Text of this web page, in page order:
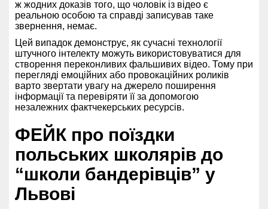
ж жодних доказів того, що чоловік із відео є
реальною особою та справді записував таке
звернення, немає.
Цей випадок демонструє, як сучасні технології
штучного інтелекту можуть використовуватися для
створення переконливих фальшивих відео. Тому при
перегляді емоційних або провокаційних роликів
варто звертати увагу на джерело поширення
інформації та перевіряти її за допомогою
незалежних фактчекерських ресурсів.
ФЕЙК про поїздки
польських школярів до
“школи бандерівців” у
Львові